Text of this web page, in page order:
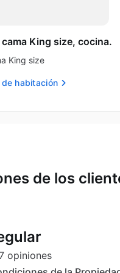
cama King size, cocina.
King size
habitación
de los
opiniones